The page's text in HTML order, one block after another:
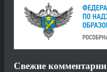
Свежие комментарии